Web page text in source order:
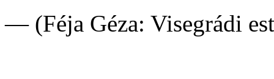
— (Féja Géza: Visegrádi